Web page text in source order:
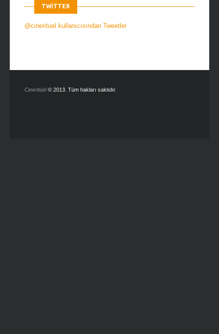
TWITTER
@cinerituel kullanıcısından Tweetler
Cineritüel © 2013. Tüm hakları saklıdır.